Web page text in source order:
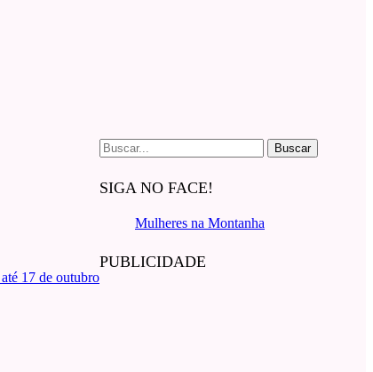
Buscar
por:
SIGA NO FACE!
Mulheres na Montanha
PUBLICIDADE
17 de outubro